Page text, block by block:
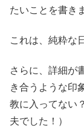
たいことを書き
これは、純粋な
さらに、詳細が
き合うような印
教に入ってない
夫でした！）